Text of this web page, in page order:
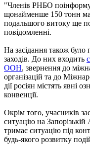
"Членів РНБО
щонайменше 150 тонн
подальшого витоку ще
повідомленні.
На засідання також
заходів. До них входить
ООН, звернення до
організацій та до
дії росіян містять явні
конвенції.
Окрім того, учасників
ситуацію на
тримає ситуацію під
будь-якого розвитку